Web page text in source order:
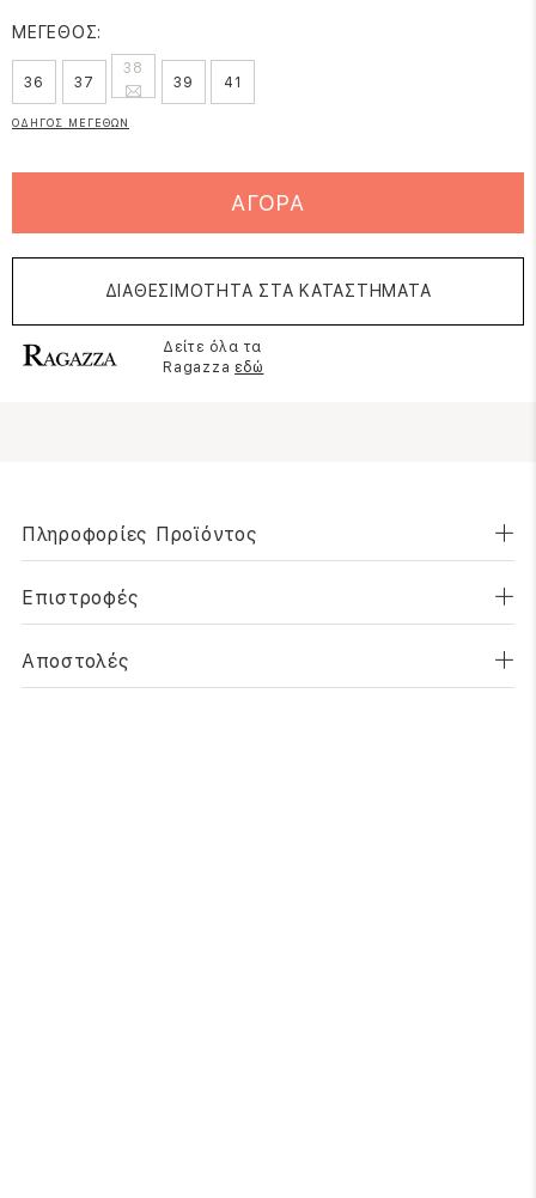
ΜΕΓΕΘΟΣ:
36 37
38
39
41
ΟΔΗΓΟΣ ΜΕΓΕΘΩΝ
ΑΓΟΡΑ
ΔΙΑΘΕΣΙΜΟΤΗΤΑ ΣΤΑ ΚΑΤΑΣΤΗΜΑΤΑ
Δείτε όλα τα
Ragazza εδώ
Πληροφορίες Προϊόντος
Επιστροφές
Αποστολές